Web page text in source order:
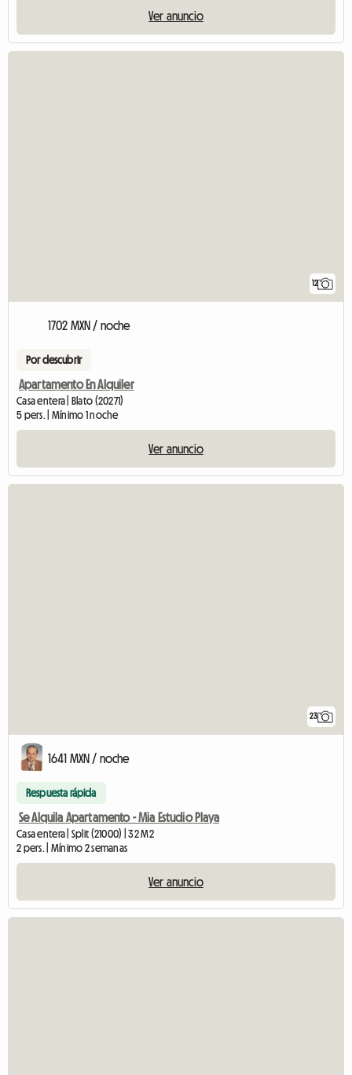
Ver anuncio
12
1702 MXN / noche
Por descubrir
Apartamento En Alquiler
Casa entera | Blato (20271)
5 pers. | Mínimo 1 noche
Ver anuncio
23
1641 MXN / noche
Respuesta rápida
Se Alquila Apartamento - Mia Estudio Playa
Casa entera | Split (21000) | 32 M2
2 pers. | Mínimo 2 semanas
Ver anuncio